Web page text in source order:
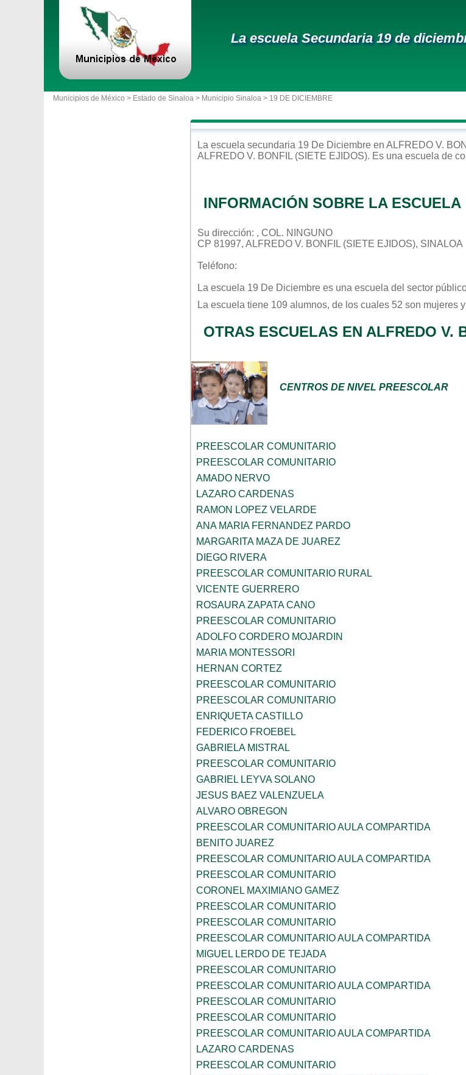
La escuela Secundaria 19 de
Municipios de México > Estado de Sinaloa > Municipio Sinaloa > 19 DE DICIEMBRE
La escuela secundaria 19 De Diciembre en ALFREDO V.
ALFREDO V. BONFIL (SIETE EJIDOS). Es una escuela de
INFORMACIÓN SOBRE LA ESCUELA
Su dirección: , COL. NINGUNO
CP 81997, ALFREDO V. BONFIL (SIETE EJIDOS), SINALOA
Teléfono:
La escuela 19 De Diciembre es una escuela del sector
La escuela tiene 109 alumnos, de los cuales 52 son mujeres
OTRAS ESCUELAS EN ALFREDO V.
CENTROS DE NIVEL PREESCOLAR
PREESCOLAR COMUNITARIO
PREESCOLAR COMUNITARIO
AMADO NERVO
LAZARO CARDENAS
RAMON LOPEZ VELARDE
ANA MARIA FERNANDEZ PARDO
MARGARITA MAZA DE JUAREZ
DIEGO RIVERA
PREESCOLAR COMUNITARIO RURAL
VICENTE GUERRERO
ROSAURA ZAPATA CANO
PREESCOLAR COMUNITARIO
ADOLFO CORDERO MOJARDIN
MARIA MONTESSORI
HERNAN CORTEZ
PREESCOLAR COMUNITARIO
PREESCOLAR COMUNITARIO
ENRIQUETA CASTILLO
FEDERICO FROEBEL
GABRIELA MISTRAL
PREESCOLAR COMUNITARIO
GABRIEL LEYVA SOLANO
JESUS BAEZ VALENZUELA
ALVARO OBREGON
PREESCOLAR COMUNITARIO AULA COMPARTIDA
BENITO JUAREZ
PREESCOLAR COMUNITARIO AULA COMPARTIDA
PREESCOLAR COMUNITARIO
CORONEL MAXIMIANO GAMEZ
PREESCOLAR COMUNITARIO
PREESCOLAR COMUNITARIO
PREESCOLAR COMUNITARIO AULA COMPARTIDA
MIGUEL LERDO DE TEJADA
PREESCOLAR COMUNITARIO
PREESCOLAR COMUNITARIO AULA COMPARTIDA
PREESCOLAR COMUNITARIO
PREESCOLAR COMUNITARIO
PREESCOLAR COMUNITARIO AULA COMPARTIDA
LAZARO CARDENAS
PREESCOLAR COMUNITARIO